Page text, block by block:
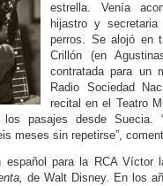
estrella. Venía
hijastro y
perros. Se alojó en
Crillón (en
contratada para un
Radio Sociedad
recital en el Teatro
pasajes desde Suecia.
meses sin repetirse”,
español para la RCA Víctor
de Walt Disney. En los